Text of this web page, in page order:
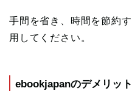
手間を省き、時間を節約
用してください。
ebookjapanのデメリット